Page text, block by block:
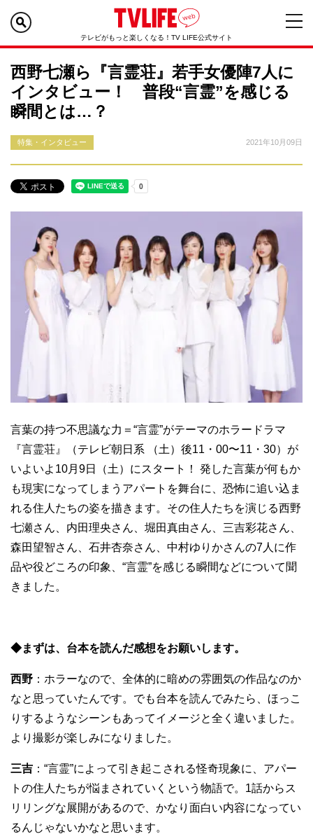
テレビがもっと楽しくなる！TV LIFE公式サイト
西野七瀬ら『言霊荘』若手女優陣7人に
インタビュー！ 普段“言霊”を感じる
瞬間とは…？
特集・インタビュー 2021年10月09日
言葉の持つ不思議な力＝“言霊”がテーマのホラードラマ
『言霊荘』（テレビ朝日系 （土）後11・00〜11・30）が
いよいよ10月9日（土）にスタート！ 発した言葉が何もか
も現実になってしまうアパートを舞台に、恐怖に追い込ま
れる住人たちの姿を描きます。その住人たちを演じる西野
七瀬さん、内田理央さん、堀田真由さん、三吉彩花さん、
森田望智さん、石井杏奈さん、中村ゆりかさんの7人に作
品や役どころの印象、“言霊”を感じる瞬間などについて聞
きました。
◆まずは、台本を読んだ感想をお願いします。
西野 ：ホラーなので、全体的に暗めの雰囲気の作品なのか
なと思っていたんです。でも台本を読んでみたら、ほっこ
りするようなシーンもあってイメージと全く違いました。
より撮影が楽しみになりました。
三吉 ：“言霊”によって引き起こされる怪奇現象に、アパー
トの住人たちが悩まされていくという物語で。1話からス
リリングな展開があるので、かなり面白い内容になってい
るんじゃないかなと思います。